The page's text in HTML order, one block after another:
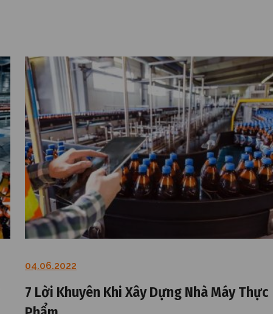
04.06.2022
7 Lời Khuyên Khi Xây Dựng Nhà Máy Thực